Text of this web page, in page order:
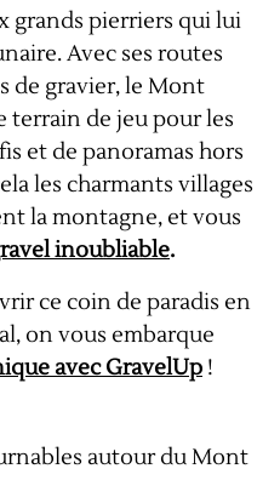
grands pierriers qui lui
Avec ses routes
de gravier, le Mont
de jeu pour les
et de panoramas hors
les charmants villages
la montagne, et vous
inoubliable.
ce coin de paradis en
on vous embarque
avec GravelUp !
autour du Mont